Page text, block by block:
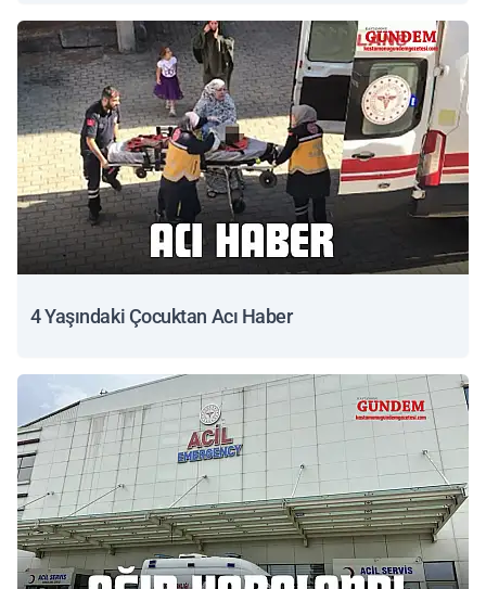
4 Yaşındaki Çocuktan Acı Haber